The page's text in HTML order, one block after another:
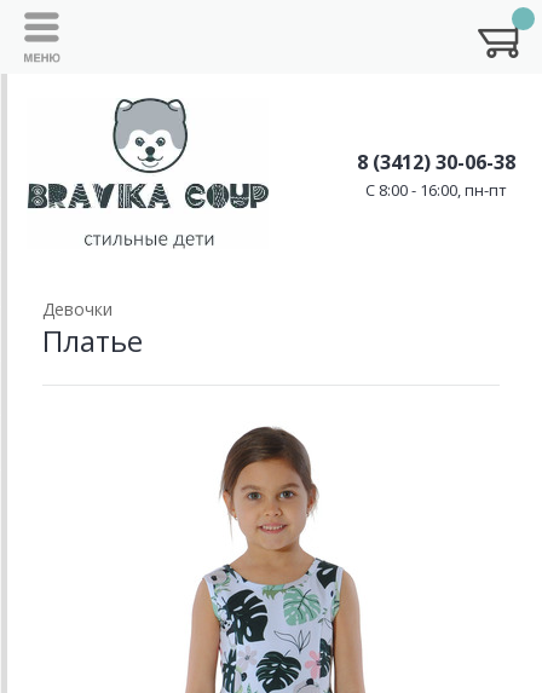
8 (3412) 30-06-38
C 8:00 - 16:00, пн-пт
Девочки
Платье